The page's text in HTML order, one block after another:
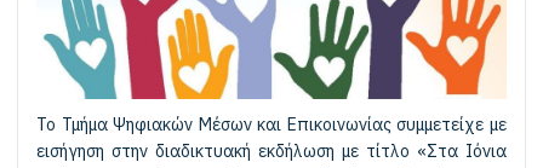
Το Τμήμα Ψηφιακών Μέσων και Επικοινωνίας συμμετείχε με
εισήγηση στην διαδικτυακή εκδήλωση με τίτλο «Στα Ιόνια